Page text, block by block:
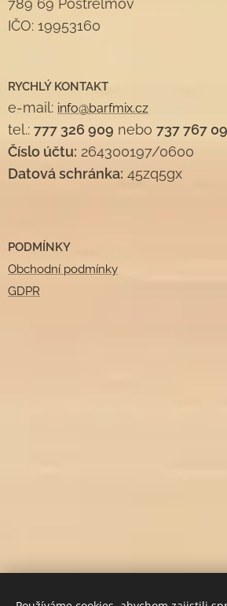
789 69 Postřelmov
IČO: 19953160
RYCHLÝ KONTAKT
e-mail: info@barfmix.cz
tel.: 777 326 909 nebo 737 767
Číslo účtu: 264300197/0600
Datová schránka: 45zq5gx
PODMÍNKY
Obchodní podmínky
GDPR